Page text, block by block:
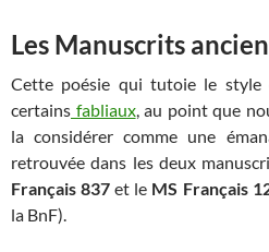
Les Manuscrits
Cette poésie qui tutoie le style
certains fabliaux, au point que
la considérer comme une
retrouvée dans les deux
Français 837 et le MS Français
la BnF).